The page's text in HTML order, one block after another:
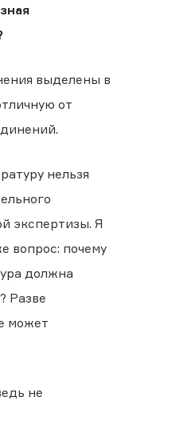
выделены в
от
нельзя
экспертизы. Я
вопрос: почему
должна
Разве
может
не